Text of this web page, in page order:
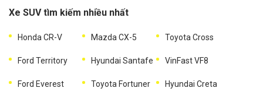
Xe SUV tìm kiếm nhiều nhất
Honda CR-V Mazda CX-5 Toyota Cross
Ford Territory Hyundai Santafe VinFast VF8
Ford Everest Toyota Fortuner Hyundai Creta